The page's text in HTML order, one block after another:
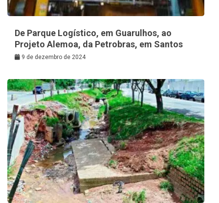
De Parque Logístico, em Guarulhos, ao
Projeto Alemoa, da Petrobras, em Santos
9 de dezembro de 2024